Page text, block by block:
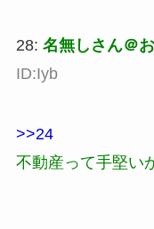
28: 名無しさん＠
ID:Iyb
>>24
不動産って手堅い